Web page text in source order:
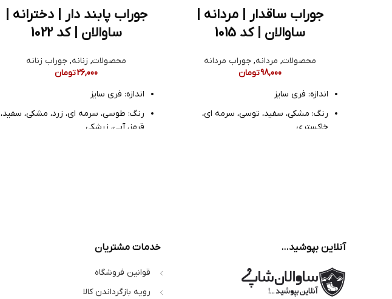
جوراب ساقدار | مردانه |
ساوالان | کد 1015
محصولات, مردانه, جوراب مردانه
98,000تومان
اندازه: فری سایز
رنگ: مشکی، سفید، توسی، سرمه ای،
خاکستری
جوراب پابند دار | دخترانه |
ساوالان | کد 1022
محصولات, زنانه, جوراب زنانه
26,000تومان
اندازه: فری سایز
رنگ: طوسی، سرمه ای، زرد، مشکی، سفید،
قرمز، آبی، زرشکی
آنلاین بپوشید… خدمات مشتریان
قوانین فروشگاه
رویه بازگرداندن کالا